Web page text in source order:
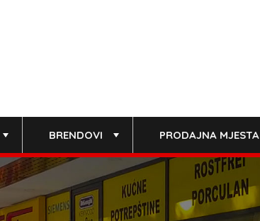
BRENDOVI PRODAJNA MJESTA